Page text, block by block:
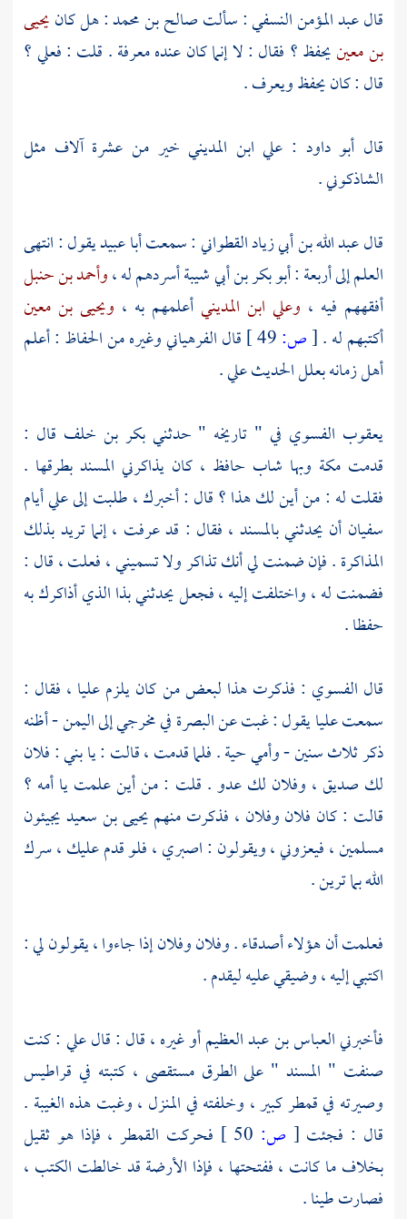
قالعبد المؤمن النسفي: سألتصالح بن محمد: هل كانيحيى
بن معينيحفظ ؟ فقال : لا إنما كان عنده معرفة . قلت : فعلي ؟
قال : كان يحفظ ويعرف .
قال أبو داود : علي ابن المديني خير من عشرة آلاف مثل
الشاذكوني.
قالعبد الله بن أبي زياد القطواني: سمعتأبا عبيديقول : انتهى
العلم إلى أربعة :أبو بكر بن أبي شيبةأسردهم له ،وأحمد بن حنبل
أفقههم فيه ، وعلي ابن المديني أعلمهم به ، ويحيى بن معين
أكتبهم له .[ص: قالالفرهيانيوغيره من الحفاظ : أعلم
أهل زمانه بعلل الحديث علي .
يعقوب الفسوي في " تاريخه " حدثنيبكر بن خلف قال :
قدمتمكة وبها شاب حافظ ، كان يذاكرني المسند بطرقها .
فقلت له : من أين لك هذا ؟ قال : أخبرك ، طلبت إلى علي أيام
سفيان أن يحدثني بالمسند ، فقال : قد عرفت ، إنما تريد بذلك
المذاكرة . فإن ضمنت لي أنك تذاكر ولا تسميني ، فعلت ، قال :
فضمنت له ، واختلفت إليه ، فجعل يحدثني بذا الذي أذاكرك به
حفظا .
قال الفسوي : فذكرت هذا لبعض من كان يلزمعليا ، فقال :
سمعتعليايقول : غبت عنالبصرةفي مخرجي إلىاليمن- أظنه
ذكر ثلاث سنين - وأمي حية . فلما قدمت ، قالت : يا بني : فلان
لك صديق ، وفلان لك عدو . قلت : من أين علمت يا أمه ؟
قالت : كان فلان وفلان ، فذكرت منهميحيى بن سعيديجيئون
مسلمين ، فيعزوني ، ويقولون : اصبري ، فلو قدم عليك ، سرك
الله بما ترين .
فعلمت أن هؤلاء أصدقاء . وفلان وفلان إذا جاءوا ، يقولون لي :
اكتبي إليه ، وضيقي عليه ليقدم .
فأخبرنيالعباس بن عبد العظيمأو غيره ، قال : قال علي : كنت
صنفت " المسند " على الطرق مستقصى ، كتبته في قراطيس
وصيرته في قمطر كبير ، وخلفته في المنزل ، وغبت هذه الغيبة .
قال : فجئت [ ص:
فحركت القمطر ، فإذا هو ثقيل
بخلاف ما كانت ، ففتحتها ، فإذا الأرضة قد خالطت الكتب ،
فصارت طينا .